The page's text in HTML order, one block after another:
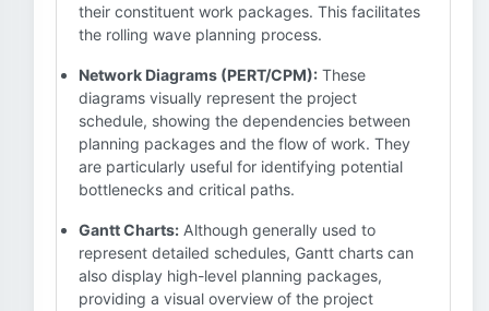
their constituent work packages. This facilitates
the rolling wave planning process.
Network Diagrams (PERT/CPM): These
diagrams visually represent the project
schedule, showing the dependencies between
planning packages and the flow of work. They
are particularly useful for identifying potential
bottlenecks and critical paths.
Gantt Charts: Although generally used to
represent detailed schedules, Gantt charts can
also display high-level planning packages,
providing a visual overview of the project